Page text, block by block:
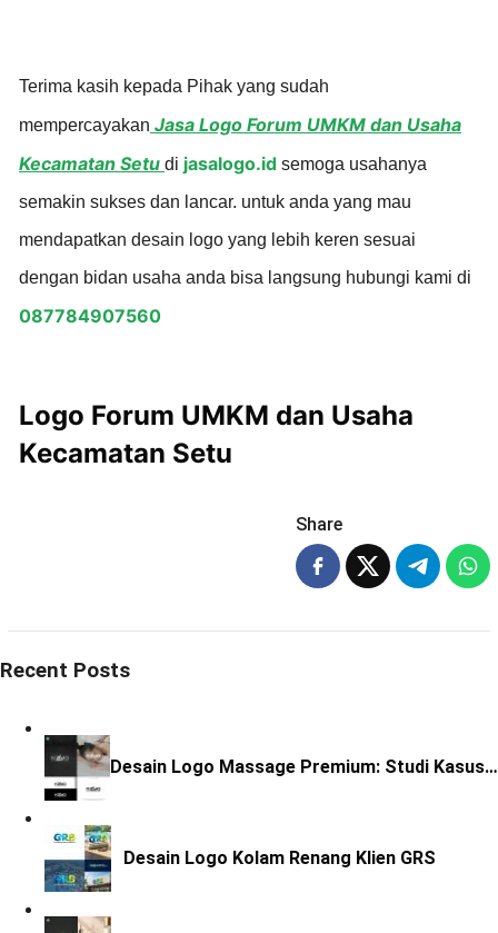
Terima kasih kepada Pihak yang sudah
mempercayakan Jasa Logo Forum UMKM dan Usaha
Kecamatan Setu di jasalogo.id semoga usahanya
semakin sukses dan lancar. untuk anda yang mau
mendapatkan desain logo yang lebih keren sesuai
dengan bidan usaha anda bisa langsung hubungi kami di
087784907560
Logo Forum UMKM dan Usaha
Kecamatan Setu
Share
Recent Posts
Desain Logo Massage Premium: Studi Kasus…
Desain Logo Kolam Renang Klien GRS